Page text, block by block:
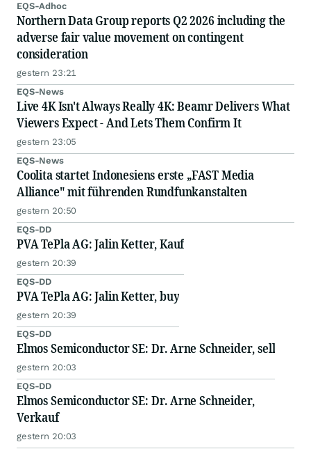
EQS-Adhoc
Northern Data Group reports Q2 2026 including the
adverse fair value movement on contingent
consideration
gestern 23:21
EQS-News
Live 4K Isn't Always Really 4K: Beamr Delivers What
Viewers Expect - And Lets Them Confirm It
gestern 23:05
EQS-News
Coolita startet Indonesiens erste „FAST Media
Alliance" mit führenden Rundfunkanstalten
gestern 20:50
EQS-DD
PVA TePla AG: Jalin Ketter, Kauf
gestern 20:39
EQS-DD
PVA TePla AG: Jalin Ketter, buy
gestern 20:39
EQS-DD
Elmos Semiconductor SE: Dr. Arne Schneider, sell
gestern 20:03
EQS-DD
Elmos Semiconductor SE: Dr. Arne Schneider,
Verkauf
gestern 20:03